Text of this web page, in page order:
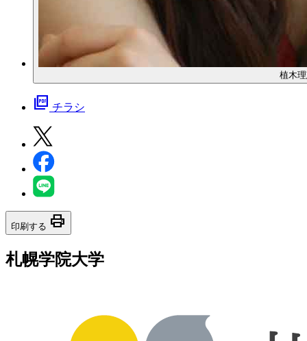
植木
picture_as_pdf チラシ
印刷する print
札幌学院大学